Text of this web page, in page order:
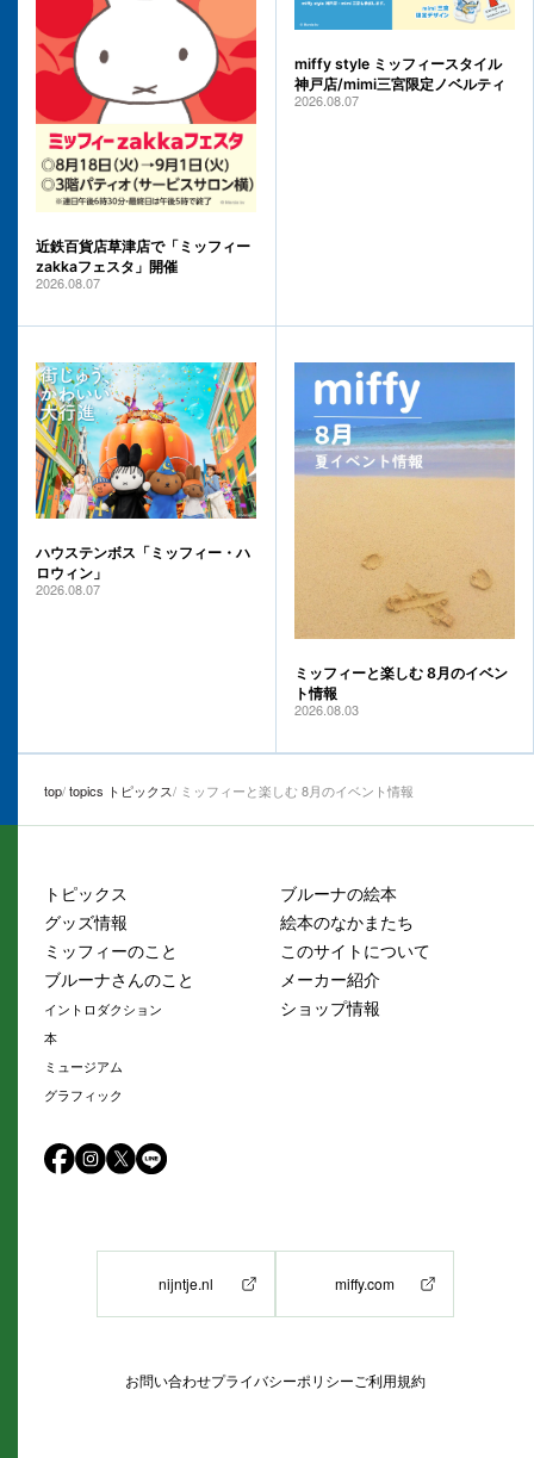
近鉄百貨店草津店で「ミッフィー
zakkaフェスタ」開催
2026.08.07
miffy style ミッフィースタイル
神戸店/mimi三宮限定ノベルティ
2026.08.07
ハウステンボス「ミッフィー・ハ
ロウィン」
2026.08.07
ミッフィーと楽しむ 8月のイベン
ト情報
2026.08.03
top topics トピックス ミッフィーと楽しむ 8月のイベント情報
トピックス
グッズ情報
ミッフィーのこと
ブルーナさんのこと
イントロダクション
本
ミュージアム
グラフィック
ブルーナの絵本
絵本のなかまたち
このサイトについて
メーカー紹介
ショップ情報
nijntje.nl miffy.com
お問い合わせプライバシーポリシーご利用規約